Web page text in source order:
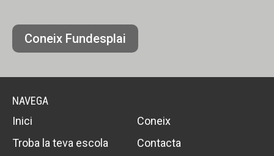
Coneix Fundesplai
NAVEGA
Inici
Coneix
Troba la teva escola
Contacta